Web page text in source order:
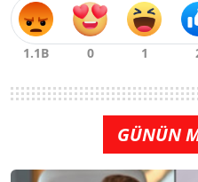
GÜNÜN